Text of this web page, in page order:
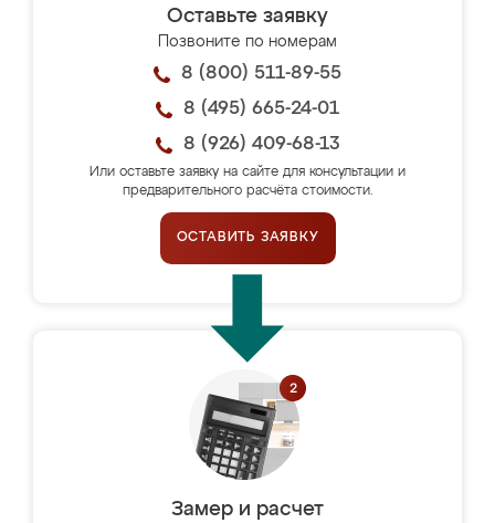
Оставьте заявку
Позвоните по номерам
8 (800) 511-89-55
8 (495) 665-24-01
8 (926) 409-68-13
Или оставьте заявку на сайте для консультации и
предварительного расчёта стоимости.
ОСТАВИТЬ ЗАЯВКУ
Замер и расчет